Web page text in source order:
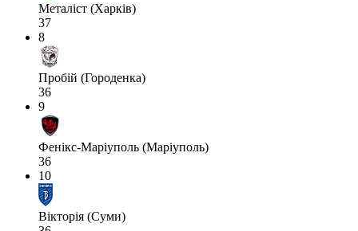
Металіст (Харків)
37
8
Пробій (Городенка)
36
9
Фенікс-Маріуполь (Маріуполь)
36
10
Вікторія (Суми)